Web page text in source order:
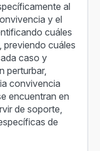
al
y el
cuáles
previendo cuáles
caso y
perturbar,
convivencia
encuentran en
de soporte,
de